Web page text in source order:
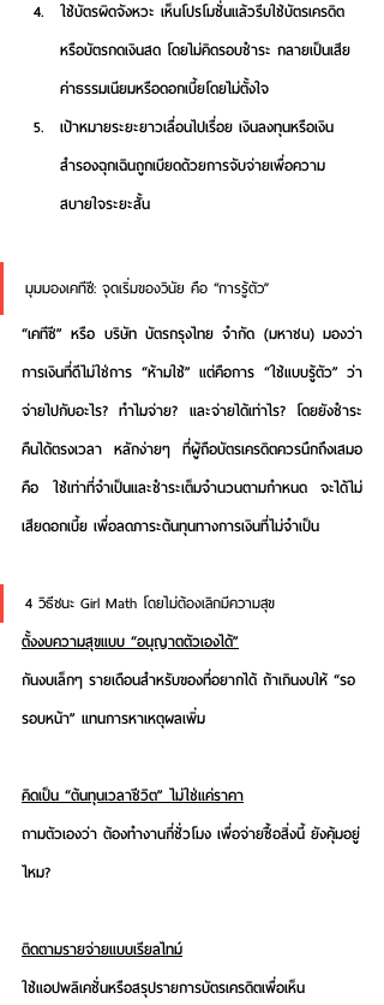
ใช้บัตรผิดจังหวะ เห็นโปรโมชั่นแล้วรีบใช้บัตรเครดิต
หรือบัตรกดเงินสด โดยไม่คิดรอบชำระ กลายเป็นเสีย
ค่าธรรมเนียมหรือดอกเบี้ยโดยไม่ตั้งใจ
เป้าหมายระยะยาวเลื่อนไปเรื่อย เงินลงทุนหรือเงิน
สำรองฉุกเฉินถูกเบียดด้วยการจับจ่ายเพื่อความ
สบายใจระยะสั้น
มุมมองเคทีซี: จุดเริ่มของวินัย คือ “การรู้ตัว”
“เคทีซี” หรือ บริษัท บัตรกรุงไทย จำกัด (มหาชน) มองว่า
การเงินที่ดีไม่ใช่การ “ห้ามใช้” แต่คือการ “ใช้แบบรู้ตัว” ว่า
จ่ายไปกับอะไร? ทำไมจ่าย? และจ่ายได้เท่าไร? โดยยังชำระ
คืนได้ตรงเวลา หลักง่ายๆ ที่ผู้ถือบัตรเครดิตควรนึกถึงเสมอ
คือ ใช้เท่าที่จำเป็นและชำระเต็มจำนวนตามกำหนด จะได้ไม่
เสียดอกเบี้ย เพื่อลดภาระต้นทุนทางการเงินที่ไม่จำเป็น
4 วิธีชนะ Girl Math โดยไม่ต้องเลิกมีความสุข
ตั้งงบความสุขแบบ “อนุญาตตัวเองได้”
กันงบเล็กๆ รายเดือนสำหรับของที่อยากได้ ถ้าเกินงบให้ “รอ
รอบหน้า” แทนการหาเหตุผลเพิ่ม
คิดเป็น “ต้นทุนเวลาชีวิต” ไม่ใช่แค่ราคา
ถามตัวเองว่า ต้องทำงานกี่ชั่วโมง เพื่อจ่ายซื้อสิ่งนี้ ยังคุ้มอยู่
ไหม?
ติดตามรายจ่ายแบบเรียลไทม์
ใช้แอปพลิเคชั่นหรือสรุปรายการบัตรเครดิตเพื่อเห็น